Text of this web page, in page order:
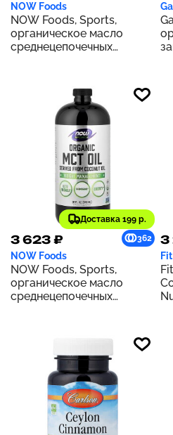
NOW Foods
NOW Foods, Sports,
органическое масло
среднецепочечных
Доставка 199 р.
3 623 ₽ 362
NOW Foods
NOW Foods, Sports,
органическое масло
среднецепочечных
3